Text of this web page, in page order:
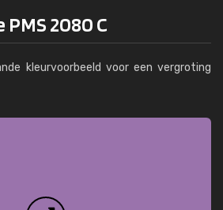
2080 C
kleurvoorbeeld voor een vergroting